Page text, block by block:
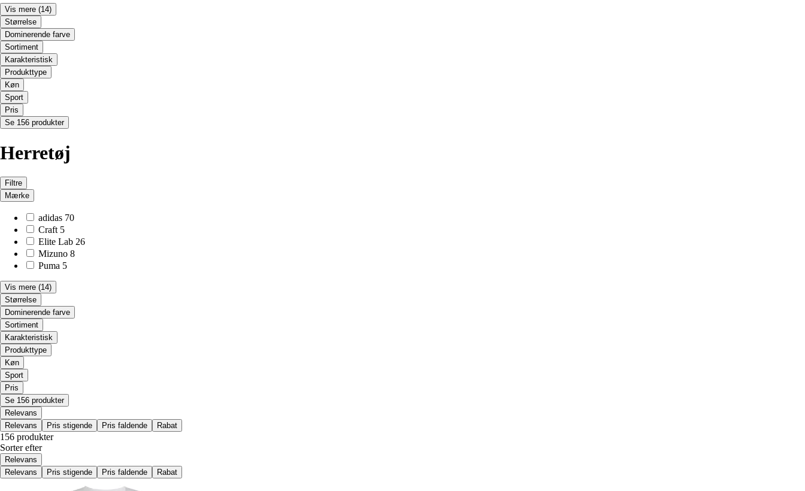
Vis mere (14)
Størrelse
Dominerende farve
Sortiment
Karakteristisk
Produkttype
Køn
Sport
Pris
Se 156 produkter
Herretøj
Filtre
Mærke
adidas 70
Craft 5
Elite Lab 26
Mizuno 8
Puma 5
Vis mere (14)
Størrelse
Dominerende farve
Sortiment
Karakteristisk
Produkttype
Køn
Sport
Pris
Se 156 produkter
Relevans
Relevans
Pris stigende Pris faldende Rabat
156 produkter
Sorter efter
Relevans
Relevans
Pris stigende Pris faldende Rabat